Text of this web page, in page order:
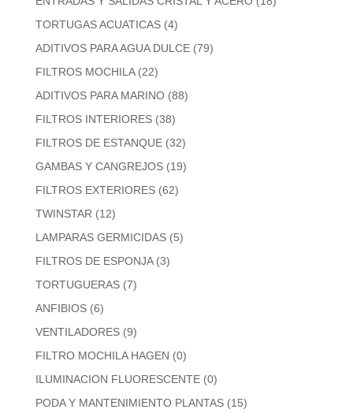
TORTUGAS ACUATICAS (4)
ADITIVOS PARA AGUA DULCE (79)
FILTROS MOCHILA (22)
ADITIVOS PARA MARINO (88)
FILTROS INTERIORES (38)
FILTROS DE ESTANQUE (32)
GAMBAS Y CANGREJOS (19)
FILTROS EXTERIORES (62)
TWINSTAR (12)
LAMPARAS GERMICIDAS (5)
FILTROS DE ESPONJA (3)
TORTUGUERAS (7)
ANFIBIOS (6)
VENTILADORES (9)
FILTRO MOCHILA HAGEN (0)
ILUMINACION FLUORESCENTE (0)
PODA Y MANTENIMIENTO PLANTAS (15)